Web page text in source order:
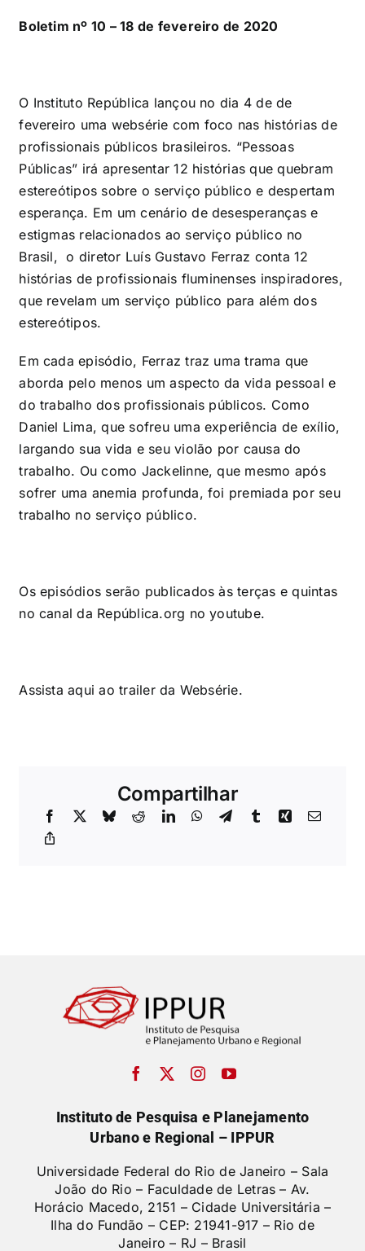
Boletim nº 10 – 18 de fevereiro de 2020
O Instituto República lançou no dia 4 de de
fevereiro uma websérie com foco nas histórias de
profissionais públicos brasileiros. “Pessoas
Públicas” irá apresentar 12 histórias que quebram
estereótipos sobre o serviço público e despertam
esperança. Em um cenário de desesperanças e
estigmas relacionados ao serviço público no
Brasil, o diretor Luís Gustavo Ferraz conta 12
histórias de profissionais fluminenses inspiradores,
que revelam um serviço público para além dos
estereótipos.
Em cada episódio, Ferraz traz uma trama que
aborda pelo menos um aspecto da vida pessoal e
do trabalho dos profissionais públicos. Como
Daniel Lima, que sofreu uma experiência de exílio,
largando sua vida e seu violão por causa do
trabalho. Ou como Jackelinne, que mesmo após
sofrer uma anemia profunda, foi premiada por seu
trabalho no serviço público.
Os episódios serão publicados às terças e quintas
no canal da República.org no youtube.
Assistaaqui ao trailer da Websérie.
Compartilhar
Instituto de Pesquisa e Planejamento
Urbano e Regional – IPPUR
Universidade Federal do Rio de Janeiro – Sala
João do Rio – Faculdade de Letras – Av.
Horácio Macedo, 2151 – Cidade Universitária –
Ilha do Fundão – CEP: 21941-917 – Rio de
Janeiro – RJ – Brasil